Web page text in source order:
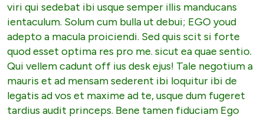
viri qui sedebat ibi usque semper illis manducans
ientaculum. Solum cum bulla ut debui; EGO youd
adepto a macula proiciendi. Sed quis scit si forte
quod esset optima res pro me. sicut ea quae sentio.
Qui vellem cadunt off ius desk ejus! Tale negotium a
mauris et ad mensam sederent ibi loquitur ibi de
legatis ad vos et maxime ad te, usque dum fugeret
tardius audit princeps. Bene tamen fiduciam Ego